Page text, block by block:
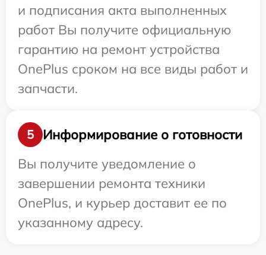
и подписания акта выполненных
работ Вы получите официальную
гарантию на ремонт устройства
OnePlus сроком на все виды работ и
запчасти.
5
Информирование о готовности
Вы получите уведомление о
завершении ремонта техники
OnePlus, и курьер доставит ее по
указанному адресу.